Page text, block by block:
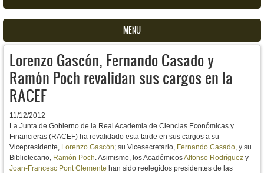
MENU
Lorenzo Gascón, Fernando Casado y
Ramón Poch revalidan sus cargos en la
RACEF
11/12/2012
La Junta de Gobierno de la Real Academia de Ciencias Económicas y
Financieras (RACEF) ha revalidado esta tarde en sus cargos a su
Vicepresidente, Lorenzo Gascón; su Vicesecretario, Fernando Casado, y su
Bibliotecario, Ramón Poch. Asimismo, los AcadémicosAlfonso Rodríguez y
Joan-Francesc Pont Clemente han sido reelegidos presidentes de las